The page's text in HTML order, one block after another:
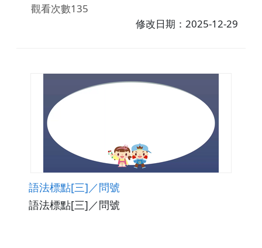
觀看次數135
修改日期：2025-12-29
語法標點[三]／問號
語法標點[三]／問號